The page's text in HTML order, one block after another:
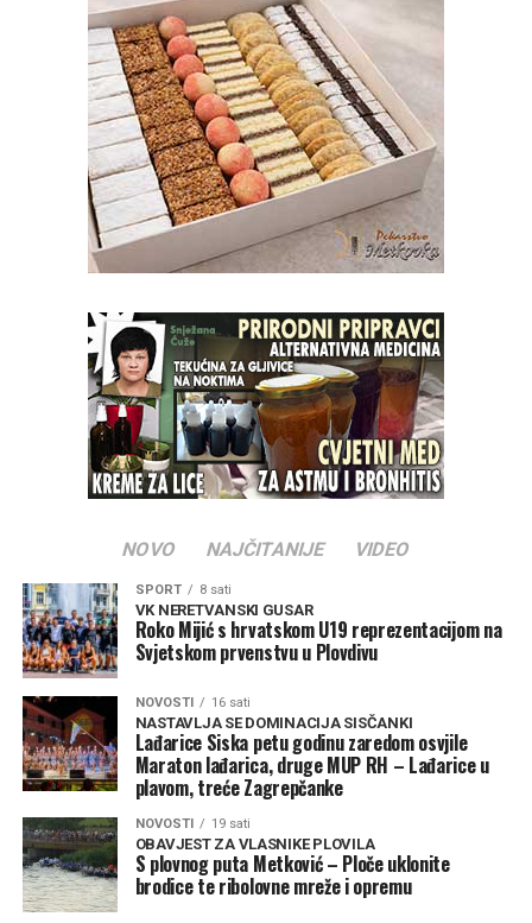
NOVO NAJČITANIJE VIDEO
SPORT 8 sati
VK NERETVANSKI GUSAR
Roko Mijić s hrvatskom U19 reprezentacijom na
Svjetskom prvenstvu u Plovdivu
NOVOSTI 16 sati
NASTAVLJA SE DOMINACIJA SISČANKI
Lađarice Siska petu godinu zaredom osvjile
Maraton lađarica, druge MUP RH – Lađarice u
plavom, treće Zagrepčanke
NOVOSTI 19 sati
OBAVJEST ZA VLASNIKE PLOVILA
S plovnog puta Metković – Ploče uklonite
brodice te ribolovne mreže i opremu